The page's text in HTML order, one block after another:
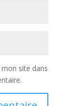
site dans